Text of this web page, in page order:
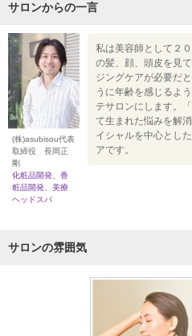
サロンからの一言
(株)asubisou代表
取締役 長岡正
剛
化粧品開発、香
粧品開発、美療
ヘッドスパ
私は美容師として２
の髪、顔、頭皮を見
ジングケアが必要だ
うに年齢を感じるよ
テサロンにします。
て生まれた悩みを解
イシャルを中心とし
アです。
サロンの雰囲気